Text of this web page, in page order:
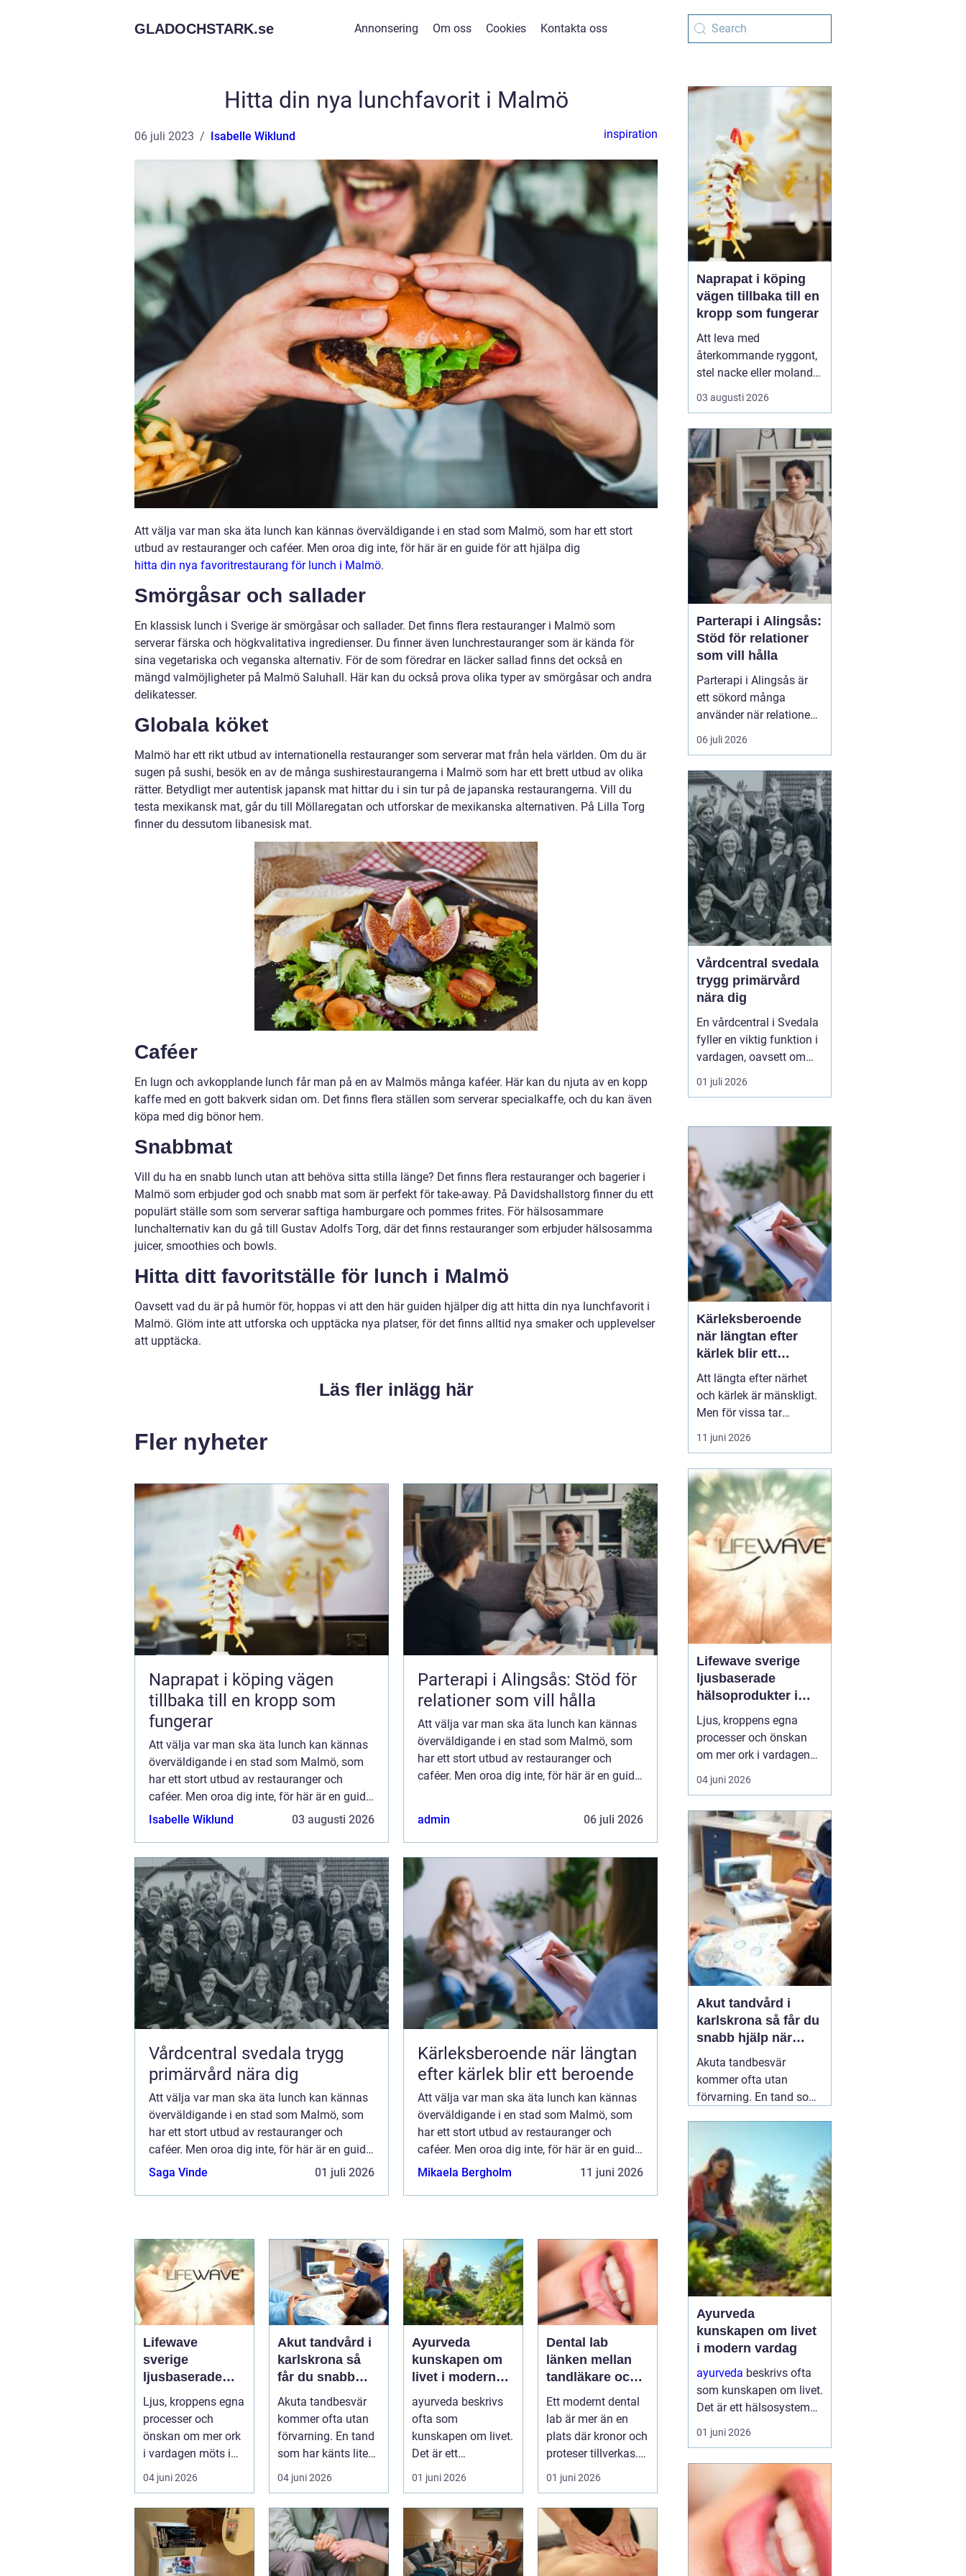
GLADOCHSTARK.se Annonsering Om oss Cookies Kontakta oss
Hitta din nya lunchfavorit i Malmö
06 juli 2023 Isabelle Wiklund inspiration
Att välja var man ska äta lunch kan kännas överväldigande i en stad som Malmö, som har ett stort
utbud av restauranger och caféer. Men oroa dig inte, för här är en guide för att hjälpa dig
hitta din nya favoritrestaurang för lunch i Malmö.
Smörgåsar och sallader
En klassisk lunch i Sverige är smörgåsar och sallader. Det finns flera restauranger i Malmö som
serverar färska och högkvalitativa ingredienser. Du finner även lunchrestauranger som är kända för
sina vegetariska och veganska alternativ. För de som föredrar en läcker sallad finns det också en
mängd valmöjligheter på Malmö Saluhall. Här kan du också prova olika typer av smörgåsar och andra
delikatesser.
Globala köket
Malmö har ett rikt utbud av internationella restauranger som serverar mat från hela världen. Om du är
sugen på sushi, besök en av de många sushirestaurangerna i Malmö som har ett brett utbud av olika
rätter. Betydligt mer autentisk japansk mat hittar du i sin tur på de japanska restaurangerna. Vill du
testa mexikansk mat, går du till Möllaregatan och utforskar de mexikanska alternativen. På Lilla Torg
finner du dessutom libanesisk mat.
Caféer
En lugn och avkopplande lunch får man på en av Malmös många kaféer. Här kan du njuta av en kopp
kaffe med en gott bakverk sidan om. Det finns flera ställen som serverar specialkaffe, och du kan även
köpa med dig bönor hem.
Snabbmat
Vill du ha en snabb lunch utan att behöva sitta stilla länge? Det finns flera restauranger och bagerier i
Malmö som erbjuder god och snabb mat som är perfekt för take-away. På Davidshallstorg finner du ett
populärt ställe som som serverar saftiga hamburgare och pommes frites. För hälsosammare
lunchalternativ kan du gå till Gustav Adolfs Torg, där det finns restauranger som erbjuder hälsosamma
juicer, smoothies och bowls.
Hitta ditt favoritställe för lunch i Malmö
Oavsett vad du är på humör för, hoppas vi att den här guiden hjälper dig att hitta din nya lunchfavorit i
Malmö. Glöm inte att utforska och upptäcka nya platser, för det finns alltid nya smaker och upplevelser
att upptäcka.
Läs fler inlägg här
Fler nyheter
Naprapat i köping vägen
tillbaka till en kropp som
fungerar
Att välja var man ska äta lunch kan kännas
överväldigande i en stad som Malmö, som
har ett stort utbud av restauranger och
caféer. Men oroa dig inte, för här är en guide
för att hjälpa dig...
Isabelle Wiklund 03 augusti 2026
Parterapi i Alingsås: Stöd för
relationer som vill hålla
Att välja var man ska äta lunch kan kännas
överväldigande i en stad som Malmö, som
har ett stort utbud av restauranger och
caféer. Men oroa dig inte, för här är en guide
admin
06 juli 2026
Vårdcentral svedala trygg
primärvård nära dig
Att välja var man ska äta lunch kan kännas
överväldigande i en stad som Malmö, som
har ett stort utbud av restauranger och
caféer. Men oroa dig inte, för här är en guide
för att hjälpa dig...
Saga Vinde 01 juli 2026
Kärleksberoende när längtan
efter kärlek blir ett beroende
Att välja var man ska äta lunch kan kännas
överväldigande i en stad som Malmö, som
har ett stort utbud av restauranger och
caféer. Men oroa dig inte, för här är en guide
för att hjälpa dig...
Mikaela Bergholm 11 juni 2026
Lifewave
sverige
ljusbaserade
hälsoprodukter i
fokus
Ljus, kroppens egna
processer och
önskan om mer ork
i vardagen möts i
ett växande intresse
för fotot...
04 juni 2026
Akut tandvård i
karlskrona så
får du snabb
hjälp när tanden
krisar
Akuta tandbesvär
kommer ofta utan
förvarning. En tand
som har känts lite
öm kan plötsligt
göra så on...
04 juni 2026
Ayurveda
kunskapen om
livet i modern
vardag
ayurveda beskrivs
ofta som
kunskapen om livet.
Det är ett
hälsosystem som
betonar balans,
helhet och...
01 juni 2026
Dental lab
länken mellan
tandläkare och
hållbara leenden
Ett modernt dental
lab är mer än en
plats där kronor och
proteser tillverkas.
Det är en teknisk
och ...
01 juni 2026
Naprapat i köping
vägen tillbaka till en
kropp som fungerar
Att leva med
återkommande ryggont,
stel nacke eller molande
värk i axlar och höfter
sliter på både ork och
länge innan de söker
hjälp, fast problemen
ofta går att påverka. En
naprapat i Köping kan
hjälpa till att hitta
orsaken bak...
03 augusti 2026
Parterapi i Alingsås:
Stöd för relationer
som vill hålla
Parterapi i Alingsås är
ett sökord många
använder när relationen
börjar skava och
vardagen känns mer
samarbete. När
konflikter upprepas,
tystnaden växer eller
avståndet kä...
06 juli 2026
Vårdcentral svedala
trygg primärvård
nära dig
En vårdcentral i Svedala
fyller en viktig funktion i
vardagen, oavsett om
det handlar om akuta
infektioner, långvariga
kring barnhälsa och
graviditet. När vården
samlas under ett tak blir
vägen mellan olika
mottagningar kortare...
01 juli 2026
Kärleksberoende
när längtan efter
kärlek blir ett
beroende
Att längta efter närhet
och kärlek är mänskligt.
Men för vissa tar
längtan över helt.
Relationer, förälskelser
rätta blir viktigare än
jobb, vänner, hälsa och
till och med den egna
säkerheten. Då handlar
det inte längre bara om
s...
11 juni 2026
Lifewave sverige
ljusbaserade
hälsoprodukter i
fokus
Ljus, kroppens egna
processer och önskan
om mer ork i vardagen
möts i ett växande
intresse för fototerapi
Sverige söker många
efter skonsamma
metoder som kan stödja
återhämtning, energi och
allmänt välbefinnande
utan ingrepp eller...
04 juni 2026
Akut tandvård i
karlskrona så får du
snabb hjälp när
tanden krisar
Akuta tandbesvär
kommer ofta utan
förvarning. En tand som
du knappt kan sova. En
fyllning kan lossna
lagom till helgen, eller en
tand kan skadas vid en
olycka. I sådana lägen
söker många på04 juni
2026
Ayurveda
kunskapen om livet
i modern vardag
ayurveda beskrivs ofta
som kunskapen om livet.
Det är ett hälsosystem
som betonar balans,
helhet och samspelet
omgivning. I stället för
att bara fokusera på
symtom försöker
ayurve...
01 juni 2026